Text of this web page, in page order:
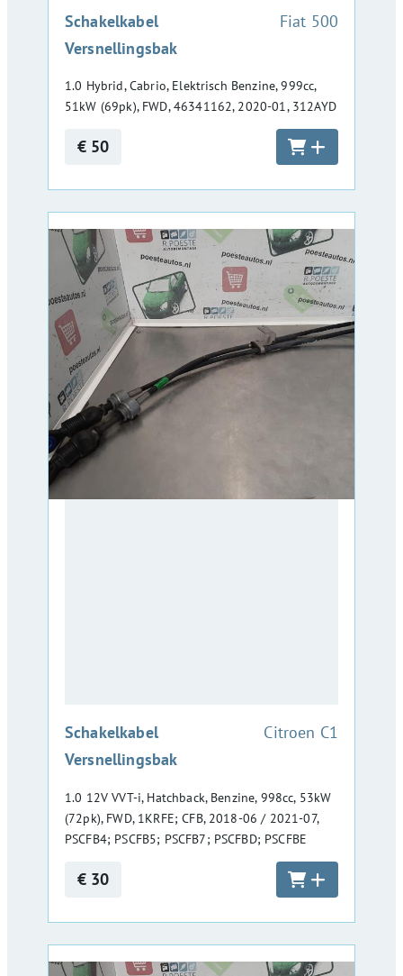
Schakelkabel
Versnellingsbak
:Fiat 500
1.0 Hybrid, Cabrio, Elektrisch Benzine, 999cc,
51kW (69pk), FWD, 46341162, 2020-01, 312AYD
€ 50
Schakelkabel
Versnellingsbak
:Citroen C1
1.0 12V VVT-i, Hatchback, Benzine, 998cc, 53kW
(72pk), FWD, 1KRFE; CFB, 2018-06 / 2021-07,
PSCFB4; PSCFB5; PSCFB7; PSCFBD; PSCFBE
€ 30